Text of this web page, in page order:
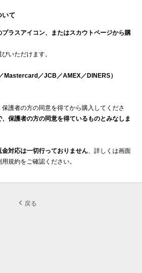
いて
ラスアイコン、またはスカウトページから購
いただけます。
Mastercard／JCB／AMEX／DINERS）
護者の方の同意を得てから購入してくださ
保護者の方の同意を得ているものとみなしま
対応は一切行っておりません、詳しくは画面
規約をご確認ください。
戻る